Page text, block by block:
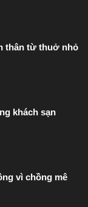
thân từ thuở nhỏ
khách sạn
vì chồng mê